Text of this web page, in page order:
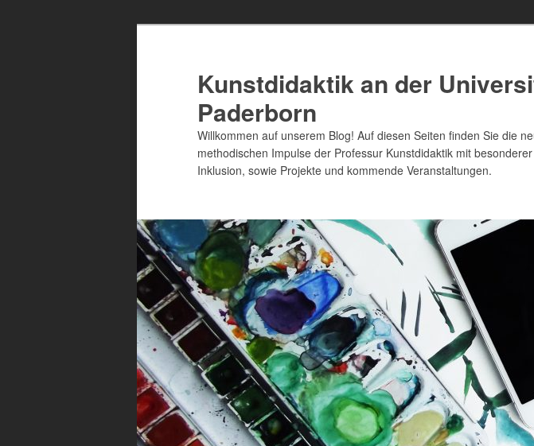
Kunstdidaktik an der
Paderborn
Willkommen auf unserem Blog! Auf diesen Seiten finden Sie die
methodischen Impulse der Professur Kunstdidaktik mit
Inklusion, sowie Projekte und kommende Veranstaltungen.